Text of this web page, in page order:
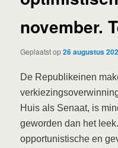
november.
Geplaatst op26 augustus
De Republikeinen
Huis als Senaat, is
geworden dan het
opportunistische en